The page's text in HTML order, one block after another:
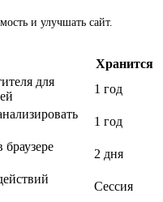
и улучшать сайт.
Хранится
для
1 год
1 год
2 дня
Сессия